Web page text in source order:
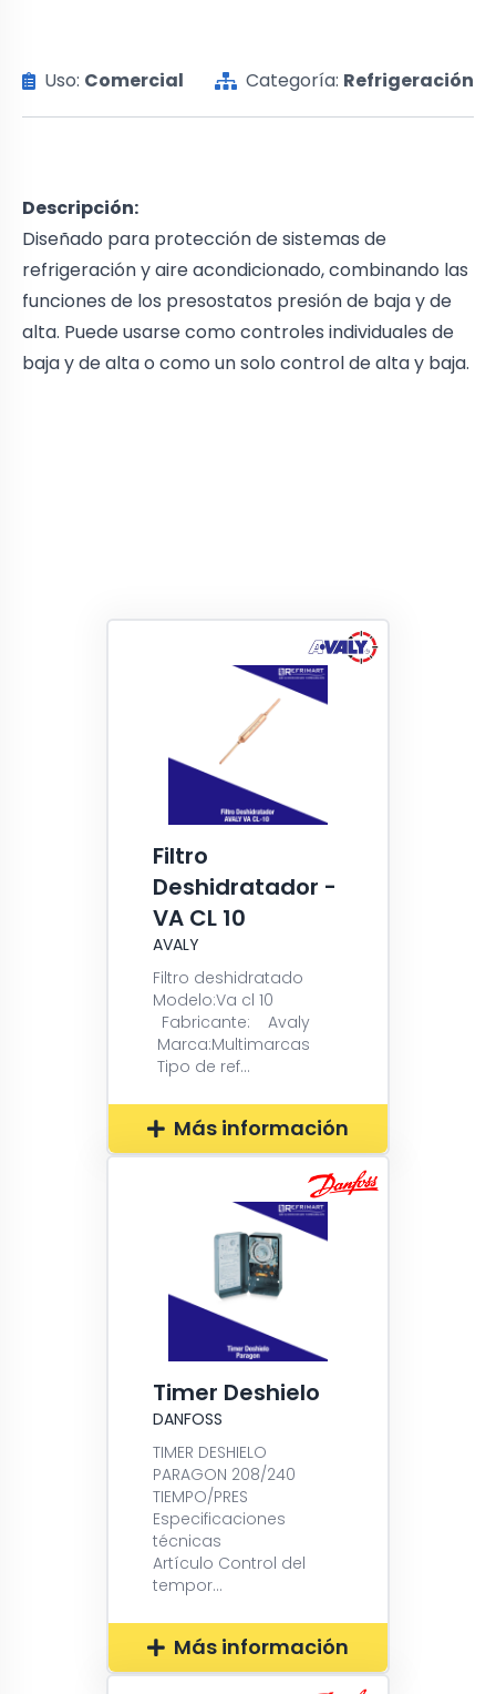
Uso: Comercial Categoría: Refrigeración
Descripción:
Diseñado para protección de sistemas de
refrigeración y aire acondicionado, combinando las
funciones de los presostatos presión de baja y de
alta. Puede usarse como controles individuales de
baja y de alta o como un solo control de alta y baja.
Filtro
Deshidratador -
VA CL 10
AVALY
Filtro deshidratado
Modelo:Va cl 10
Fabricante: Avaly
Marca:Multimarcas
Tipo de ref...
Más información
Timer Deshielo
DANFOSS
TIMER DESHIELO
PARAGON 208/240
TIEMPO/PRES
Especificaciones
técnicas
Artículo Control del
tempor...
Más información